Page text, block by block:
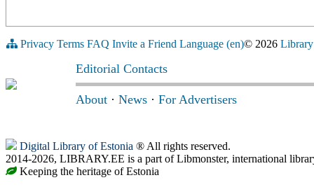
Privacy Terms FAQ Invite a Friend Language (en)© 2026
Editorial Contacts
About · News · For Advertisers
Digital Library of Estonia ® All rights reserved.
2014-2026, LIBRARY.EE is a part of Libmonster, international
Keeping the heritage of Estonia